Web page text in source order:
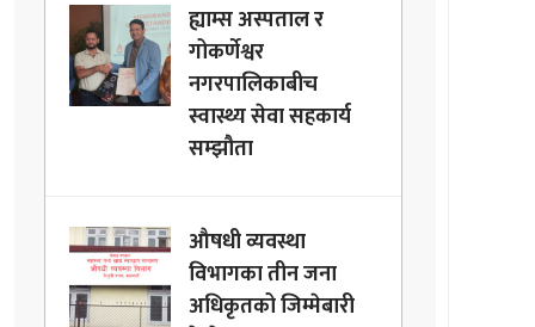
ह्याम्स अस्पताल र
गोकर्णेश्वर
नगरपालिकाबीच
स्वास्थ्य सेवा सहकार्य
सम्झौता
औषधी व्यवस्था
विभागका तीन जना
अधिकृतको जिम्मेबारी